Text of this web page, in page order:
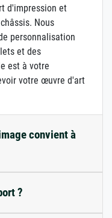
d'impression et
Nous
personnalisation
et des
est à votre
votre œuvre d'art
convient à
?